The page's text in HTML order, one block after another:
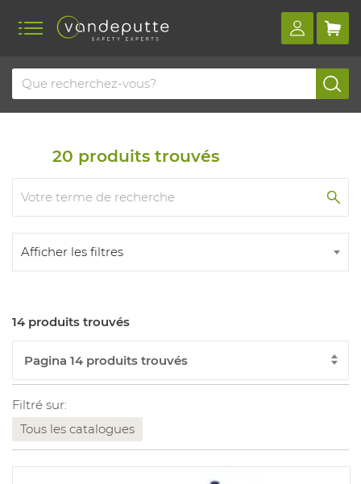
Home Produits
Premiers secours
Matériel de premiers secours
Bandages
20 produits trouvés
Afficher les filtres
14 produits trouvés
Filtré sur:
Tous les catalogues